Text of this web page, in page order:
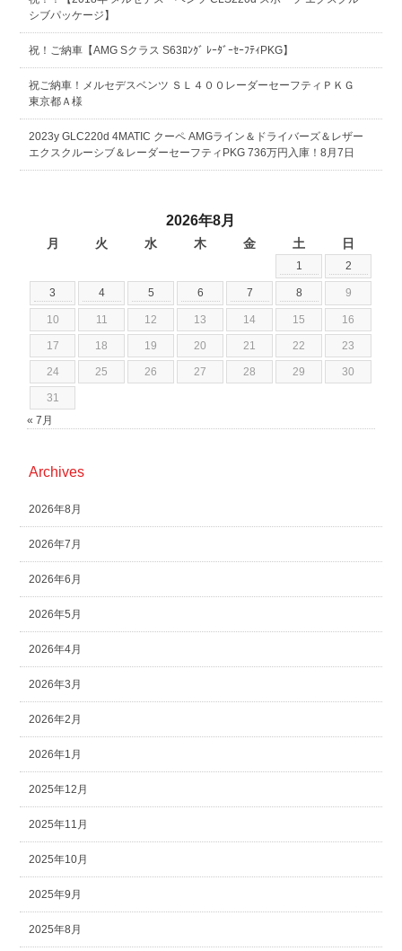
シブパッケージ】
祝！ご納車【AMG Sクラス S63ﾛﾝｸﾞ ﾚｰﾀﾞｰｾｰﾌﾃｨPKG】
祝ご納車！メルセデスベンツ ＳＬ４００レーダーセーフティＰＫＧ
東京都Ａ様
2023y GLC220d 4MATIC クーペ AMGライン＆ドライバーズ＆レザー
エクスクルーシブ＆レーダーセーフティPKG 736万円入庫！8月7日
2026年8月
月 火 水 木 金 土 日
1 2
3 4 5 6 7 8 9
10 11 12 13 14 15 16
17 18 19 20 21 22 23
24 25 26 27 28 29 30
31
« 7月
Archives
2026年8月
2026年7月
2026年6月
2026年5月
2026年4月
2026年3月
2026年2月
2026年1月
2025年12月
2025年11月
2025年10月
2025年9月
2025年8月